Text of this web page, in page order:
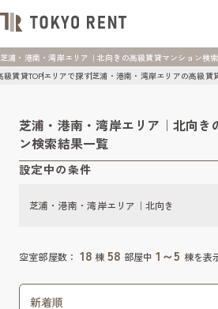
芝浦・港南・湾岸エリア｜北向きの高級賃貸マンション検
級賃貸TOPエリアで探す芝浦・港南・湾岸エリアの高級賃
芝浦・港南・湾岸エリア｜北向き
ン検索結果一覧
設定中の条件
空室部屋数： 18 棟 58 部屋中 1～5 棟を表
芝浦・港南・湾岸エリア｜北向き